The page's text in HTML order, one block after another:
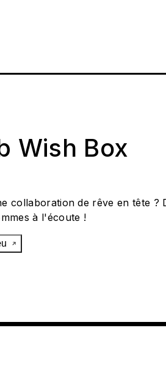
Wish Box
collaboration de rêve en tête ?
à l'écoute !